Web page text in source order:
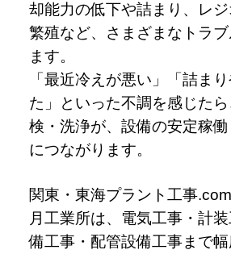
却能力の低下や詰まり、レ
繁殖など、さまざまなトラ
ます。
「最近冷えが悪い」「詰ま
た」といった不調を感じた
検・洗浄が、設備の安定稼
につながります。
関東・東海プラント工事
月工業所は、電気工事・計
備工事・配管設備工事まで